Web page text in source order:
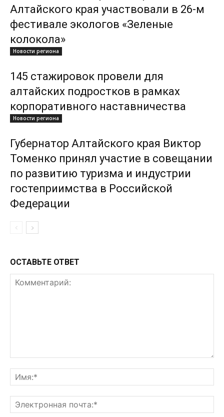
Алтайского края участвовали в 26-м
фестивале экологов «Зеленые
колокола»
Новости региона
145 стажировок провели для
алтайских подростков в рамках
корпоративного наставничества
Новости региона
Губернатор Алтайского края Виктор
Томенко принял участие в совещании
по развитию туризма и индустрии
гостеприимства в Российской
Федерации
ОСТАВЬТЕ ОТВЕТ